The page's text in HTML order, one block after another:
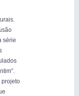
série
projeto